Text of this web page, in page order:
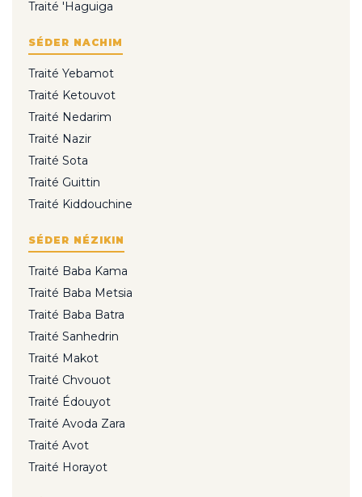
Traité 'Haguiga
SÉDER NACHIM
Traité Yebamot
Traité Ketouvot
Traité Nedarim
Traité Nazir
Traité Sota
Traité Guittin
Traité Kiddouchine
SÉDER NÉZIKIN
Traité Baba Kama
Traité Baba Metsia
Traité Baba Batra
Traité Sanhedrin
Traité Makot
Traité Chvouot
Traité Édouyot
Traité Avoda Zara
Traité Avot
Traité Horayot